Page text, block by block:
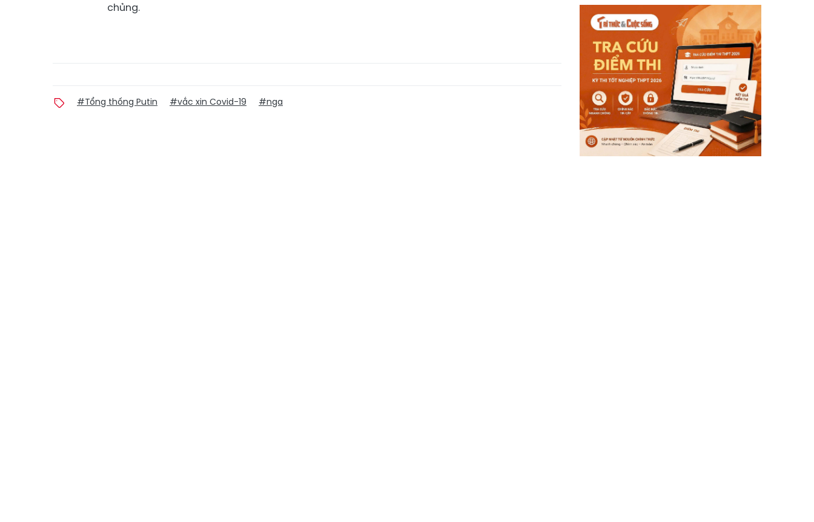
chủng.
#Tổng thống Putin #vắc xin Covid-19 #nga